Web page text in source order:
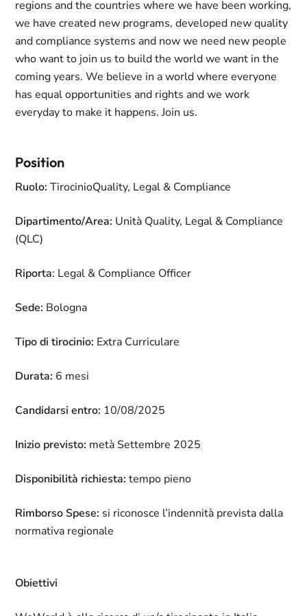
regions and the countries where we have been working,
we have created new programs, developed new quality
and compliance systems and now we need new people
who want to join us to build the world we want in the
coming years. We believe in a world where everyone
has equal opportunities and rights and we work
everyday to make it happens. Join us.
Position
Ruolo:TirocinioQuality, Legal & Compliance
Dipartimento/Area: Unità Quality, Legal & Compliance
(QLC)
Riporta: Legal & Compliance Officer
Sede: Bologna
Tipo di tirocinio: Extra Curriculare
Durata: 6 mesi
Candidarsi entro: 10/08/2025
Inizio previsto: metà Settembre 2025
Disponibilità richiesta:tempo pieno
Rimborso Spese: si riconosce l’indennità prevista dalla
normativa regionale
Obiettivi